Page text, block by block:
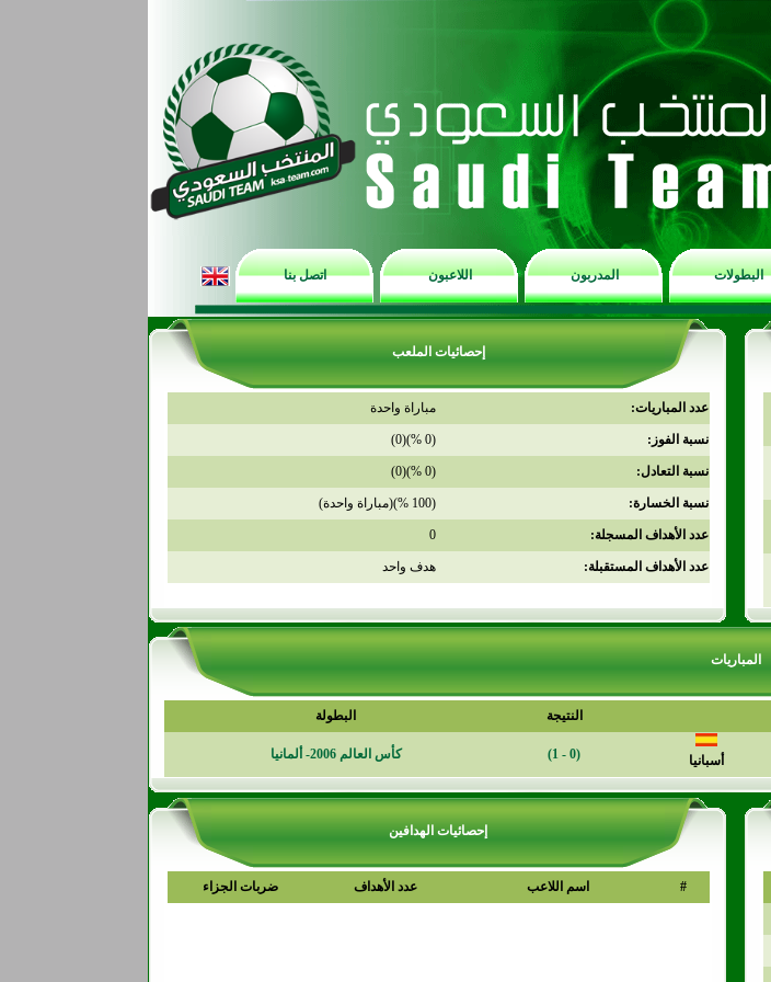
البطولات المدربون اللاعبون اتصل بنا
إحصائيات الملعب
عدد المباريات: مباراة واحدة
نسبة الفوز: (0 %)(0)
نسبة التعادل: (0 %)(0)
نسبة الخسارة: (100 %)(مباراة واحدة)
عدد الأهداف المسجلة: 0
عدد الأهداف المستقبلة: هدف واحد
المباريات
النتيجة البطولة
أسبانيا (0 - 1) كأس العالم 2006- ألمانيا
إحصائيات الهدافين
# اسم اللاعب عدد الأهداف ضربات الجزاء